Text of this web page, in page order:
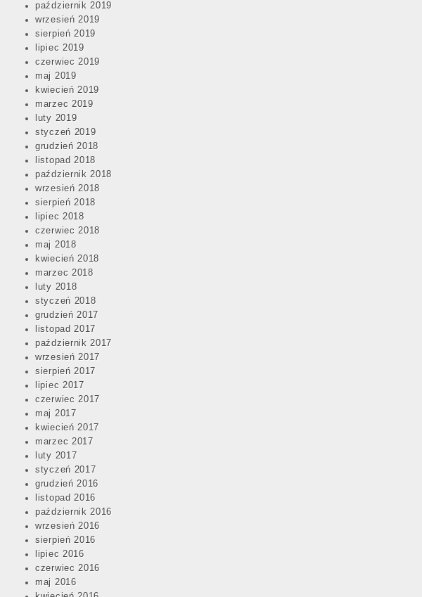
październik 2019
wrzesień 2019
sierpień 2019
lipiec 2019
czerwiec 2019
maj 2019
kwiecień 2019
marzec 2019
luty 2019
styczeń 2019
grudzień 2018
listopad 2018
październik 2018
wrzesień 2018
sierpień 2018
lipiec 2018
czerwiec 2018
maj 2018
kwiecień 2018
marzec 2018
luty 2018
styczeń 2018
grudzień 2017
listopad 2017
październik 2017
wrzesień 2017
sierpień 2017
lipiec 2017
czerwiec 2017
maj 2017
kwiecień 2017
marzec 2017
luty 2017
styczeń 2017
grudzień 2016
listopad 2016
październik 2016
wrzesień 2016
sierpień 2016
lipiec 2016
czerwiec 2016
maj 2016